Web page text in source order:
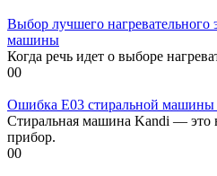
Выбор лучшего нагревательного
машины
Когда речь идет о выборе
00
Ошибка E03 стиральной машины
Стиральная машина Kandi —
прибор.
00